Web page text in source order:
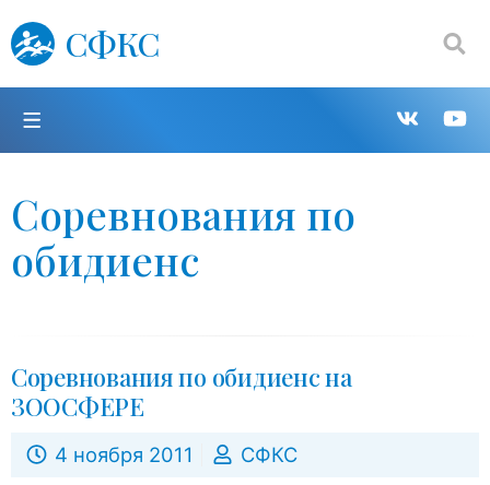
СФКС
Поиск:
Соревнования по
обидиенс
Соревнования по обидиенс на
ЗООСФЕРЕ
4 ноября 2011 СФКС